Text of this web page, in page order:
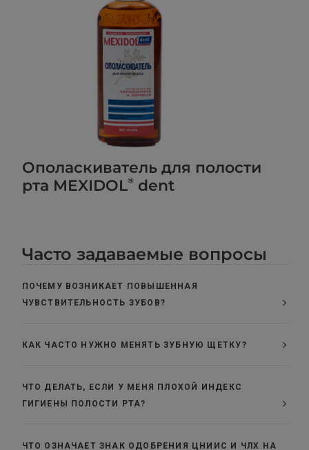
Ополаскиватель для полости
рта MEXIDOL® dent
Часто задаваемые вопросы
ПОЧЕМУ ВОЗНИКАЕТ ПОВЫШЕННАЯ
ЧУВСТВИТЕЛЬНОСТЬ ЗУБОВ?
КАК ЧАСТО НУЖНО МЕНЯТЬ ЗУБНУЮ ЩЕТКУ?
ЧТО ДЕЛАТЬ, ЕСЛИ У МЕНЯ ПЛОХОЙ ИНДЕКС
ГИГИЕНЫ ПОЛОСТИ РТА?
ЧТО ОЗНАЧАЕТ ЗНАК ОДОБРЕНИЯ ЦНИИС И ЧЛХ НА